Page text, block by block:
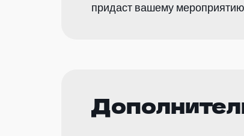
придаст вашему